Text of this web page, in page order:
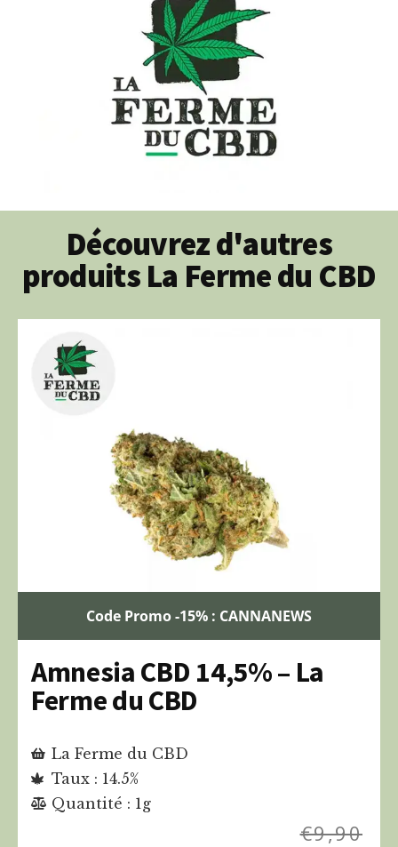
Découvrez d'autres
produits La Ferme du CBD
Code Promo -15% : CANNANEWS
Amnesia CBD 14,5% – La
Ferme du CBD
La Ferme du CBD
Taux : 14.5%
Quantité : 1g
€9,90